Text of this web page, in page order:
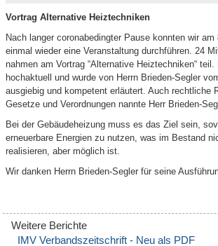
Vortrag Alternative Heiztechniken
Nach langer coronabedingter Pause konnten wir
einmal wieder eine Veranstaltung durchführen. 24
nahmen am Vortrag “Alternative Heiztechniken“
hochaktuell und wurde von Herrn Brieden-Segler
ausgiebig und kompetent erläutert. Auch rechtliche
Gesetze und Verordnungen nannte Herr Brieden-
Bei der Gebäudeheizung muss es das Ziel sein,
erneuerbare Energien zu nutzen, was im Bestand
realisieren, aber möglich ist.
Wir danken Herrn Brieden-Segler für seine
IMV Verbandszeitschrift - Neu als PDF